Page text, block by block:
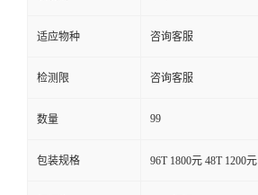
适应物种 咨询客服
检测限 咨询客服
数量 99
包装规格 96T 1800元 48T 1200元